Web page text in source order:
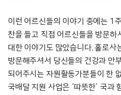
이런 어르신들의 이야기 중에는 1
찬을 들고 직접 어르신들을 방문하
대한 이야기도 많았습니다. 홀로사
방문해주셔서 당신들의 건강과 안
되어주시는 자원활동가분들이 한
국배달 지원 사업은 ‘따뜻한’ 국과